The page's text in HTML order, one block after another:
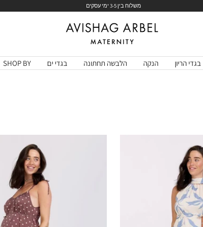
משלוח בין 3-5 ימי עסקים
Avishag
בגדי הריון הנקה הלבשה תחתונה בגדי ים SHOP BY